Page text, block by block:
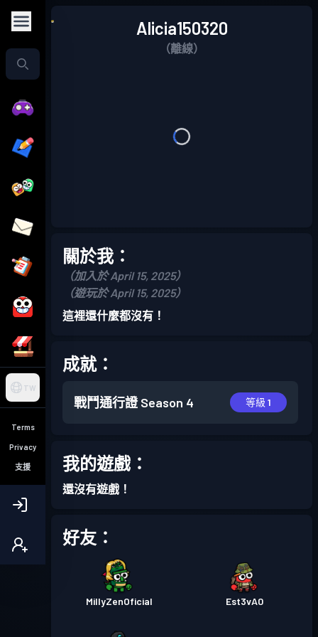
TW
Terms
Privacy
支援
Alicia150320
（離線）
關於我：
（加入於 April 15, 2025）
（遊玩於 April 15, 2025）
這裡還什麼都沒有！
成就：
戰鬥通行證 Season 4 等級 1
我的遊戲：
還沒有遊戲！
好友：
MillyZenOficial Est3vA0